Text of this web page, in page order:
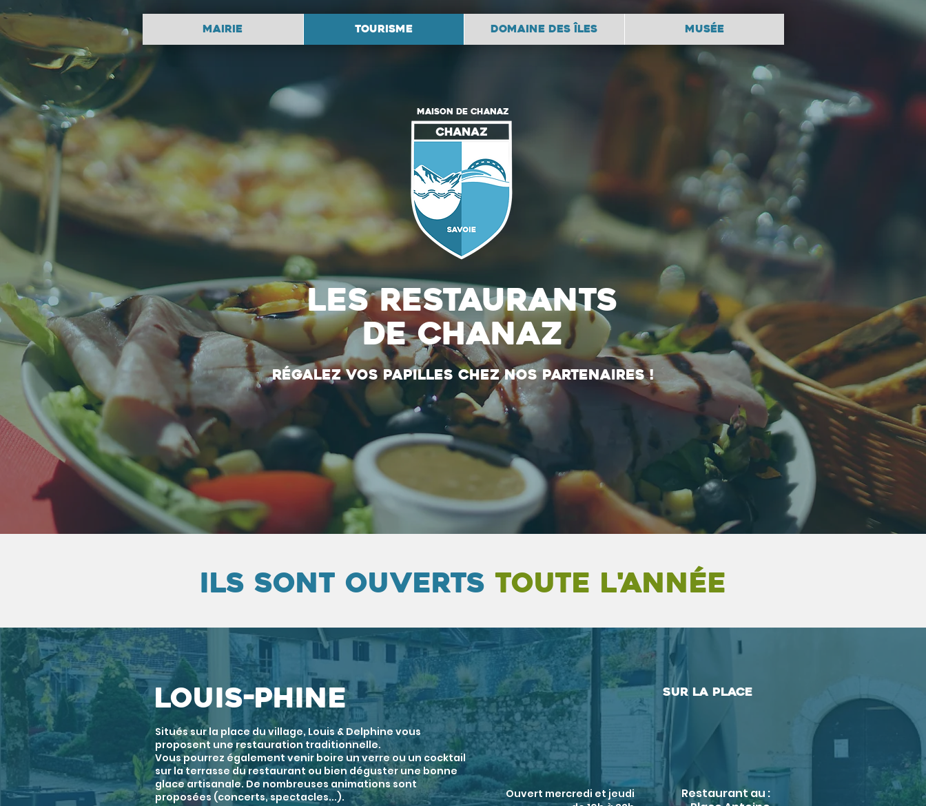
Mairie TOURISME DOMAINE DES ÎLES MUSÉE
maison de chanaz
Les restaurants
de Chanaz
Régalez vos papilles chez nos partenaires !
Ils sont ouverts toute l'année
LOUIS-PHINE
Situés sur la place du village, Louis & Delphine vous
proposent une restauration traditionnelle.
Vous pourrez également venir boire un verre ou un cocktail
sur la terrasse du restaurant ou bien déguster une bonne
glace artisanale. De nombreuses animations sont
proposées (concerts, spectacles...).
Ouvert mercredi et jeudi
Sur la Place
Restaurant au :